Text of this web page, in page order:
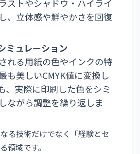
ストやシャドウ・ハイライ
、立体感や鮮やかさを回復
ミュレーション
れる用紙の色やインクの特
も美しいCMYK値に変換し
、実際に印刷した色をシミ
ながら調整を繰り返しま
る技術だけでなく「経験とセ
領域です。